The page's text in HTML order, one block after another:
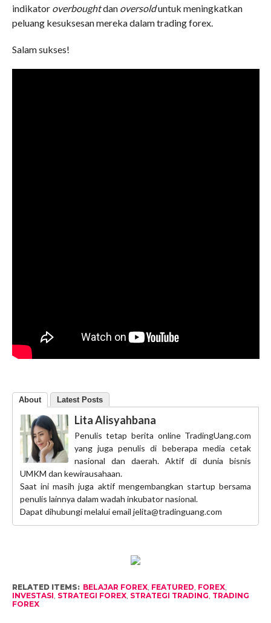
indikator overboughtdan oversolduntuk meningkatkan
peluang kesuksesan mereka dalam trading forex.
Salam sukses!
About Latest Posts
Lita Alisyahbana
Penulis tetap berita online TradingUang.com
yang juga penulis di beberapa media cetak
nasional dan daerah. Aktif di dunia bisnis
UMKM dan kewirausahaan.
Saat ini masih juga aktif mengembangkan startup bersama
penulis lainnya dalam wadah inkubator nasional.
Dapat dihubungi melalui email jelita@tradinguang.com
RELATED ITEMS: BELAJAR FOREX, FEATURED, FOREX,
INVESTASI, STRATEGI FOREX, STRATEGI TRADING, TRADING
FOREX